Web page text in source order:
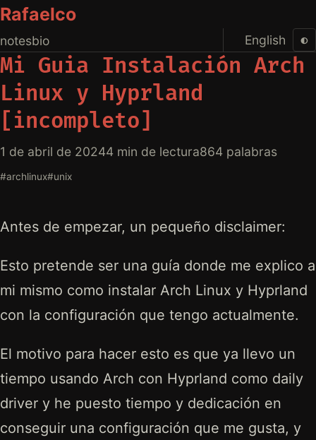
Rafaelco
notesbio English ◐
Mi Guia Instalación Arch
Linux y Hyprland
[incompleto]
1 de abril de 20244 min de lectura864 palabras
#archlinux#unix
Antes de empezar, un pequeño disclaimer:
Esto pretende ser una guía donde me explico a
mi mismo como instalar Arch Linux y Hyprland
con la configuración que tengo actualmente.
El motivo para hacer esto es que ya llevo un
tiempo usando Arch con Hyprland como daily
driver y he puesto tiempo y dedicación en
conseguir una configuración que me gusta, y